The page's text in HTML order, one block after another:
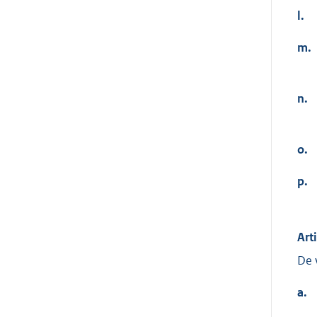
l.
m.
n.
o.
p.
De
a.